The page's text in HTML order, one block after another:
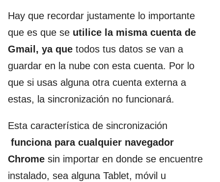
Hay que recordar justamente lo importante
que es que se utilice la misma cuenta de
Gmail, ya que todos tus datos se van a
guardar en la nube con esta cuenta. Por lo
que si usas alguna otra cuenta externa a
estas, la sincronización no funcionará.
Esta característica de sincronización
funciona para cualquier navegador
Chrome sin importar en donde se encuentre
instalado, sea alguna Tablet, móvil u